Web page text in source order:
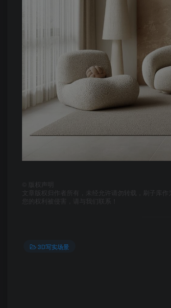
版权声明
文章版权归作者所有，未经允许请勿转载，刷子库
您的权利被侵害，请与我们联系！
3D写实场景